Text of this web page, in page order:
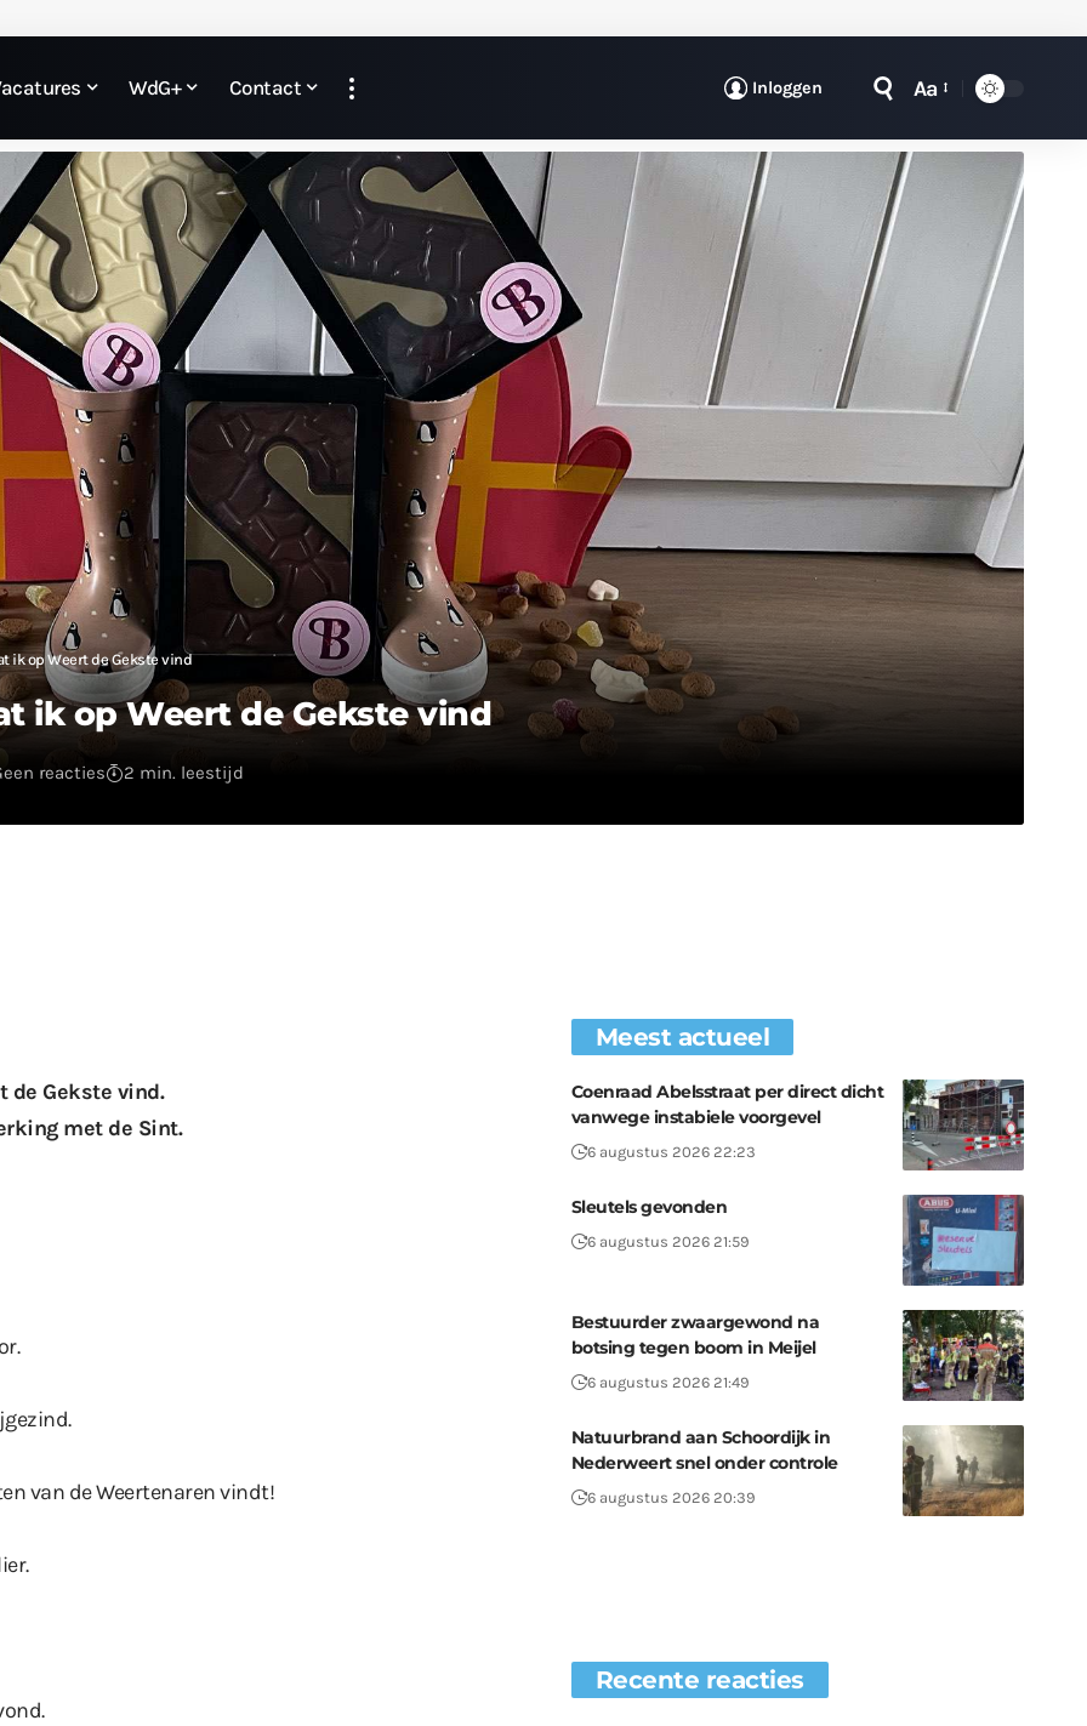
WdG+ Contact Inloggen Aa
ik op Weert de Gekste vind
ik op Weert de Gekste vind
reacties 2 min. leestijd
de Gekste vind.
met de Sint.
van de Weertenaren vindt!
Meest actueel
Coenraad Abelsstraat per direct dicht
vanwege instabiele voorgevel
6 augustus 2026 22:23
Sleutels gevonden
6 augustus 2026 21:59
Bestuurder zwaargewond na
botsing tegen boom in Meijel
6 augustus 2026 21:49
Natuurbrand aan Schoordijk in
Nederweert snel onder controle
6 augustus 2026 20:39
Recente reacties